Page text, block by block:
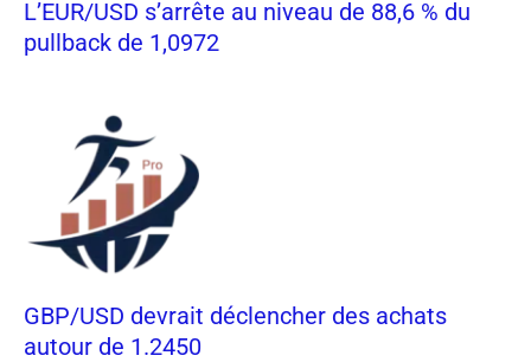
L’EUR/USD s’arrête au niveau de 88,6 % du
pullback de 1,0972
GBP/USD devrait déclencher des achats
autour de 1.2450